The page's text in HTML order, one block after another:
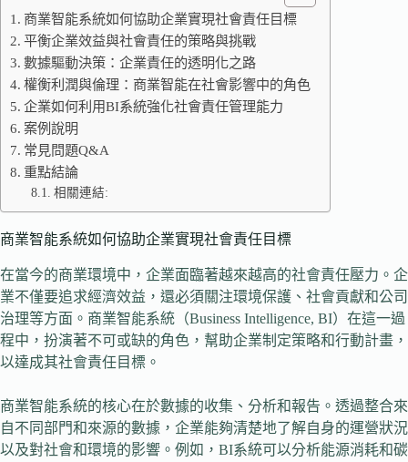
商業智能系統如何協助企業實現社會責任目標
平衡企業效益與社會責任的策略與挑戰
數據驅動決策：企業責任的透明化之路
權衡利潤與倫理：商業智能在社會影響中的角色
企業如何利用BI系統強化社會責任管理能力
案例說明
常見問題Q&A
重點結論
相關連結:
商業智能系統如何協助企業實現社會責任目標
在當今的商業環境中，企業面臨著越來越高的社會責任壓力。企
業不僅要追求經濟效益，還必須關注環境保護、社會貢獻和公司
治理等方面。商業智能系統（Business Intelligence, BI）在這一過
程中，扮演著不可或缺的角色，幫助企業制定策略和行動計畫，
以達成其社會責任目標。
商業智能系統的核心在於數據的收集、分析和報告。透過整合來
自不同部門和來源的數據，企業能夠清楚地了解自身的運營狀況
以及對社會和環境的影響。例如，BI系統可以分析能源消耗和碳